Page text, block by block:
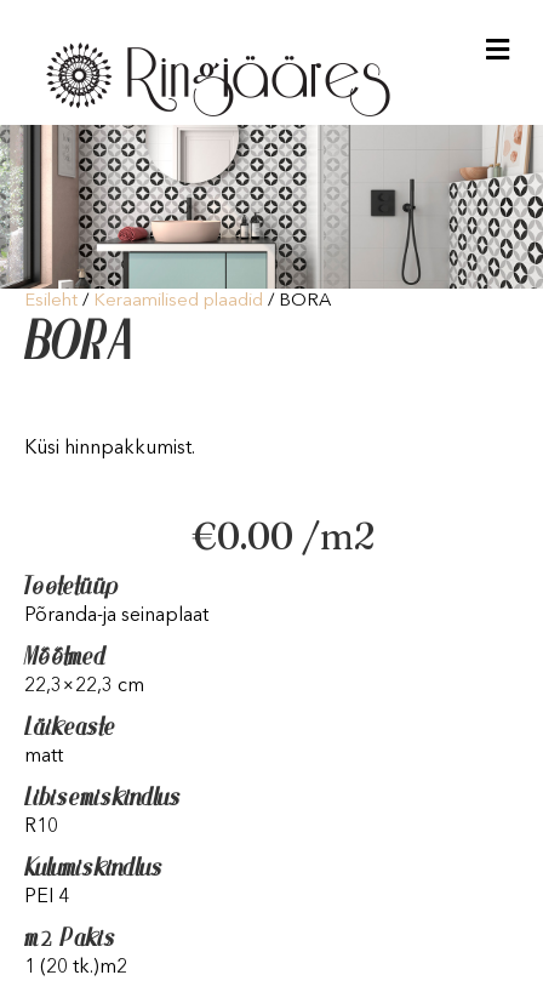
Esileht / Keraamilised plaadid / BORA
BORA
Küsi hinnpakkumist.
€0.00 /m2
Tootetüüp
Põranda-ja seinaplaat
Mõõtmed
22,3×22,3 cm
Läikeaste
matt
Libisemiskindlus
R10
Kulumiskindlus
PEI 4
m2 Pakis
1 (20 tk.)m2